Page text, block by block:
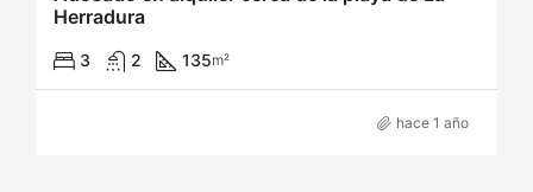
Herradura
3 2 135m²
hace 1 año